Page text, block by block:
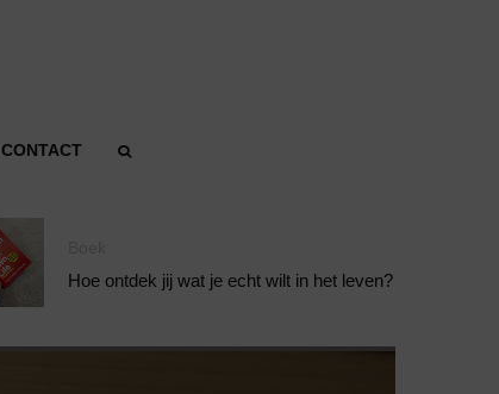
CONTACT
Hoe ontdek jij wat je echt wilt in het leven?